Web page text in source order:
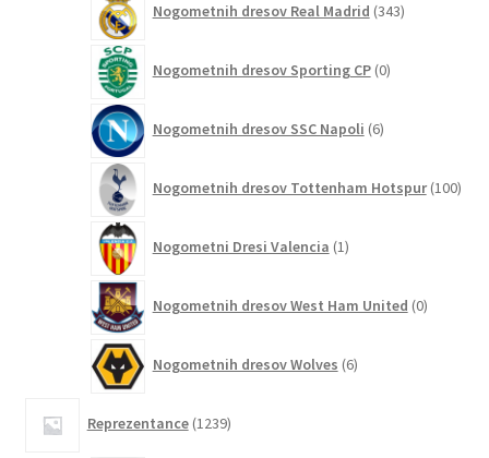
Nogometnih dresov Real Madrid 343izdelkov
Nogometnih dresov Sporting CP 0izdelkov
Nogometnih dresov SSC Napoli 6izdelkov
Nogometnih dresov Tottenham Hotspur 100
Nogometni Dresi Valencia 1izdelek
Nogometnih dresov West Ham United 0izdelkov
Nogometnih dresov Wolves 6izdelkov
Reprezentance 1239izdelkov